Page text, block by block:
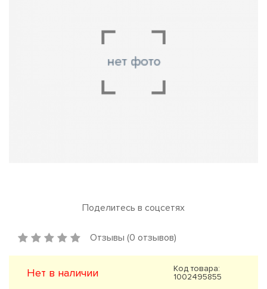
Поделитесь в соцсетях
Отзывы (0 отзывов)
Нет в наличии
Код товара:
1002495855